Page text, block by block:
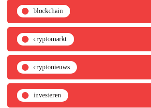
blockchain
cryptomarkt
cryptonieuws
investeren